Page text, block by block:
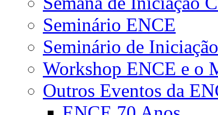
Seminário ENCE
Seminário de
Workshop ENCE e o
Outros Eventos da